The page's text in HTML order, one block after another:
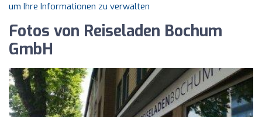
um Ihre Informationen zu verwalten
Fotos von Reiseladen Bochum
GmbH